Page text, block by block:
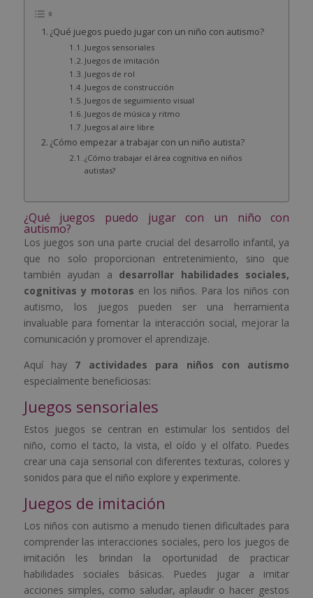
¿Qué juegos puedo jugar con un niño con autismo?
Juegos sensoriales
Juegos de imitación
Juegos de rol
Juegos de construcción
Juegos de seguimiento visual
Juegos de música y ritmo
Juegos al aire libre
¿Cómo empezar a trabajar con un niño autista?
¿Cómo trabajar el área cognitiva en niños
autistas?
¿Qué juegos puedo jugar con un niño con
autismo?
Los juegos son una parte crucial del desarrollo infantil, ya
que no solo proporcionan entretenimiento, sino que
también ayudan a desarrollar habilidades sociales,
cognitivas y motoras en los niños. Para los niños con
autismo, los juegos pueden ser una herramienta
invaluable para fomentar la interacción social, mejorar la
comunicación y promover el aprendizaje.
Aquí hay 7 actividades para niños con autismo
especialmente beneficiosas:
Juegos sensoriales
Estos juegos se centran en estimular los sentidos del
niño, como el tacto, la vista, el oído y el olfato. Puedes
crear una caja sensorial con diferentes texturas, colores y
sonidos para que el niño explore y experimente.
Juegos de imitación
Los niños con autismo a menudo tienen dificultades para
comprender las interacciones sociales, pero los juegos de
imitación les brindan la oportunidad de practicar
habilidades sociales básicas. Puedes jugar a imitar
acciones simples, como saludar, aplaudir o hacer gestos